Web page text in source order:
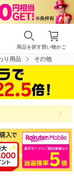
買い物かご
商品を探す
り用品 その他